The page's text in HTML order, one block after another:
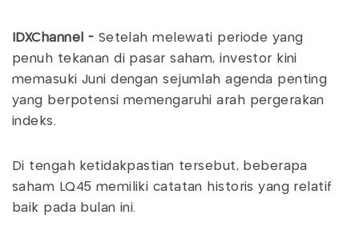
IDXChannel - Setelah melewati periode yang
penuh tekanan di pasar saham, investor kini
memasuki Juni dengan sejumlah agenda penting
yang berpotensi memengaruhi arah pergerakan
indeks.
Di tengah ketidakpastian tersebut, beberapa
saham LQ45 memiliki catatan historis yang relatif
baik pada bulan ini.